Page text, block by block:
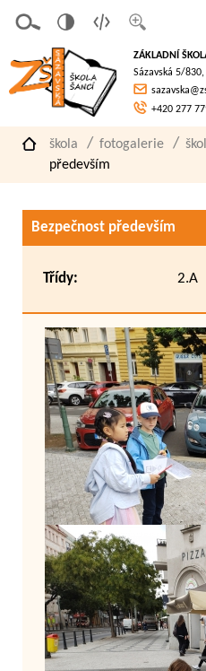
písmo
á
verze
pro
slaboz
raké
ZÁKLADNÍ
Sázavská 5/
+420 277
škola fotogalerie
především
Bezpečnost především
Třídy: 2.A